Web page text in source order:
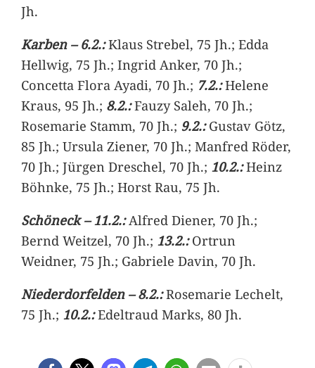
Jh.
Karben – 6.2.:Klaus Strebel, 75 Jh.; Edda
Hellwig, 75 Jh.; Ingrid Anker, 70 Jh.;
Concetta Flora Ayadi, 70 Jh.; 7.2.:Helene
Kraus, 95 Jh.; 8.2.:Fauzy Saleh, 70 Jh.;
Rosemarie Stamm, 70 Jh.; 9.2.:Gustav Götz,
85 Jh.; Ursula Ziener, 70 Jh.; Manfred Röder,
70 Jh.; Jürgen Dreschel, 70 Jh.; 10.2.:Heinz
Böhnke, 75 Jh.; Horst Rau, 75 Jh.
Schöneck – 11.2.:Alfred Diener, 70 Jh.;
Bernd Weitzel, 70 Jh.; 13.2.:Ortrun
Weidner, 75 Jh.; Gabriele Davin, 70 Jh.
Niederdorfelden – 8.2.:Rosemarie Lechelt,
75 Jh.; 10.2.:Edeltraud Marks, 80 Jh.